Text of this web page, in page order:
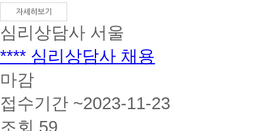
심리상담사 서울
**** 심리상담사 채용
마감
접수기간 ~2023-11-23
조회 59